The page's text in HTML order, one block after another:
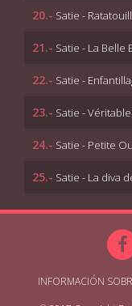
20.- Satie -
21.- Satie - La Belle
22.- Satie -
23.- Satie -
24.- Satie - Petite
25.- Satie - La diva
INFORMACIÓN